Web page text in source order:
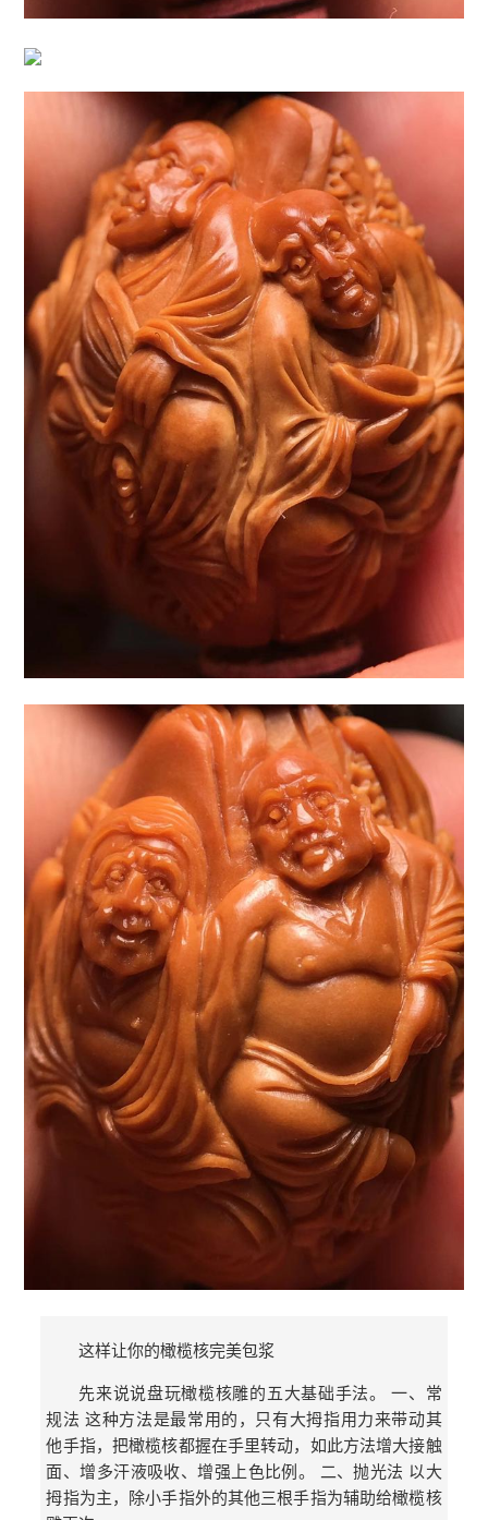
这样让你的橄榄核完美包浆
先来说说盘玩橄榄核雕的五大基础手法。 一、常
规法 这种方法是最常用的，只有大拇指用力来带动其
他手指，把橄榄核都握在手里转动，如此方法增大接触
面、增多汗液吸收、增强上色比例。 二、抛光法 以大
拇指为主，除小手指外的其他三根手指为辅助给橄榄核